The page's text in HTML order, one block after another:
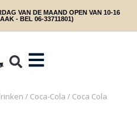
VAN DE MAAND OPEN VAN 10-16
- BEL 06-33711801)
/ Coca-Cola / Coca Cola